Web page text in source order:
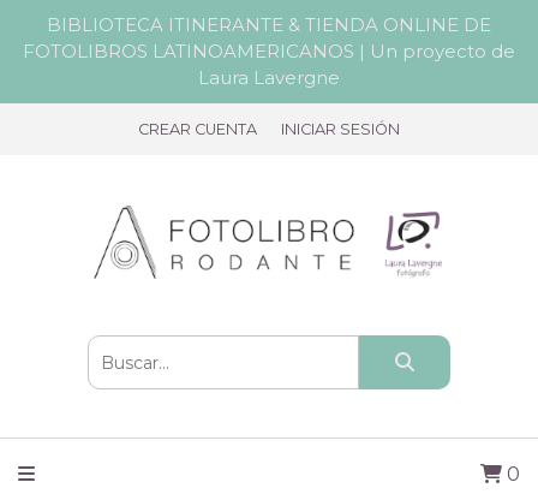
BIBLIOTECA ITINERANTE & TIENDA ONLINE DE
FOTOLIBROS LATINOAMERICANOS | Un proyecto de
Laura Lavergne
CREAR CUENTA INICIAR SESIÓN
0